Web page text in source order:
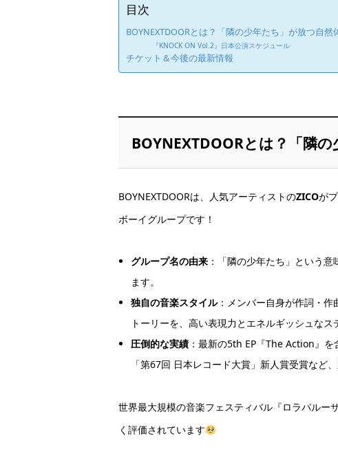
目次
BOYNEXTDOORとは？「隣の少年たち」が放つ自然
『KNOCK ON Vol.2』日本公演スケジュール
チケット＆今後の最新情報
BOYNEXTDOORとは？「隣
BOYNEXTDOORは、人気アーティストのZICOが
ボーイグループです！
グループ名の由来 ：「隣の少年たち」という
ます。
独自の音楽スタイル：メンバー自身が作詞・作
トーリーを、高い表現力とエネルギッシュなス
圧倒的な実績 ：最新の5th EP『The Action』
「第67回 日本レコード大賞」新人賞受賞など
世界最大規模の音楽フェスティバル『ロラパルー
く評価されています